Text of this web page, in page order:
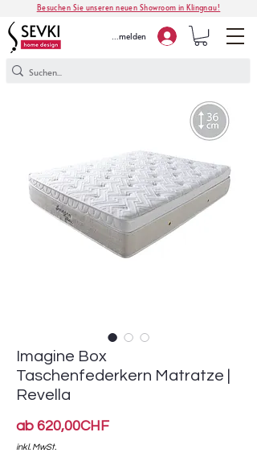
Besuchen Sie unseren neuen Showroom in Klingnau!
Anmelden
Imagine Box
Taschenfederkern Matratze |
Revella
ab 620,00CHFSale-
inkl. MwSt.